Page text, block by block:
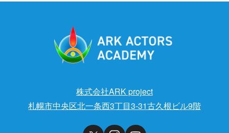
株式会社ARK project
札幌市中央区北一条西3丁目3-31古久根ビル9階